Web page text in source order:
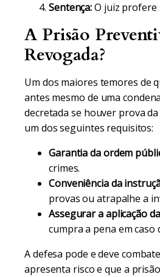
Sentença:O juiz profere
A Prisão
Revogada?
Um dos maiores temores de
antes mesmo de uma
decretada se houver prova
um dos seguintes requisitos:
Garantia da ordem
crimes.
Conveniência da
provas ou atrapalhe a
Assegurar a aplicação
cumpra a pena em caso
A defesa pode e deve
apresenta risco e que a